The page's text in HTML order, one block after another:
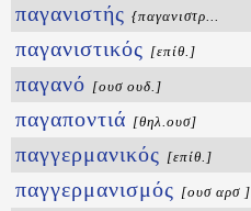
παγανιστής {παγανιστρ...
παγανιστικός [επίθ.]
παγανό [ουσ ουδ.]
παγαποντιά [θηλ.ουσ]
παγγερμανικός [επίθ.]
παγγερμανισμός [ουσ αρσ ]